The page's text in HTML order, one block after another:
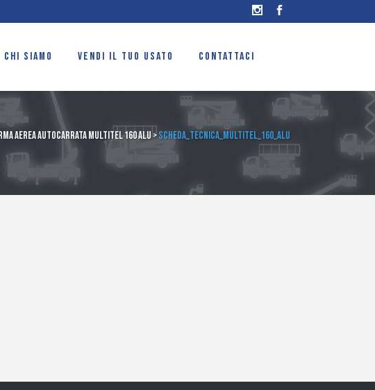
CHI SIAMO VENDI IL TUO USATO CONTATTACI
aerea autocarrata Multitel 160 Alu >Scheda_tecnica_multitel_160_alu